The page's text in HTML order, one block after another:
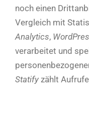
noch einen
Vergleich mit
Analytics,
verarbeitet und
Statifyzählt